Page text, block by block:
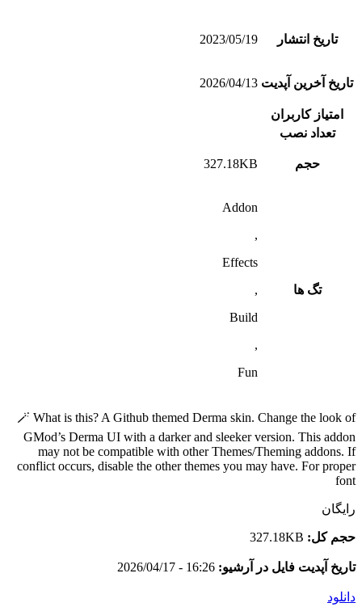
تاریخ انتشار 2023/05/19
تاریخ آخرین آپدیت 2026/04/13
امتیاز کاربران
تعداد نصب
حجم 327.18KB
تگ ها
Addon
,
Effects
,
Build
,
Fun
🪄 What is this? A Github themed Derma skin. Change the look of
GMod’s Derma UI with a darker and sleeker version. This addon
may not be compatible with other Themes/Theming addons. If
conflict occurs, disable the other themes you may have. For proper
font
رایگان
حجم کل: 327.18KB
تاریخ آپدیت فایل در آرشیو: 16:26 - 2026/04/17
دانلود